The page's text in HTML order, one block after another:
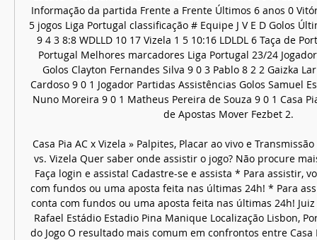
Informação da partida Frente a Frente Últimos 6 anos 0
5 jogos Liga Portugal classificação # Equipe J V E D Golos
9 4 3 8:8 WDLLD 10 17 Vizela 1 5 10:16 LDLDL 6 Taça de
Portugal Melhores marcadores Liga Portugal 23/24
Golos Clayton Fernandes Silva 9 0 3 Pablo 8 2 2 Gaizka
Cardoso 9 0 1 Jogador Partidas Assistências Golos Samuel
Nuno Moreira 9 0 1 Matheus Pereira de Souza 9 0 1 Casa
de Apostas Mover Fezbet 2.
Casa Pia AC x Vizela » Palpites, Placar ao vivo e
vs. Vizela Quer saber onde assistir o jogo? Não procure
Faça login e assista! Cadastre-se e assista * Para assistir,
com fundos ou uma aposta feita nas últimas 24h! * Para
conta com fundos ou uma aposta feita nas últimas 24h!
Rafael Estádio Estadio Pina Manique Localização Lisbon,
do Jogo O resultado mais comum em confrontos entre Casa